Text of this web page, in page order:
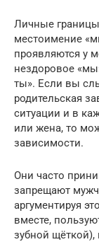
Личные
местоимение
проявляются у
нездоровое
ты». Если вы
родительская
ситуации и в
или жена, то
зависимости.
Они часто
запрещают
аргументируя
вместе,
зубной